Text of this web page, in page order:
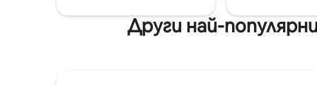
скоро, за да гарантирате почивката
Други най-